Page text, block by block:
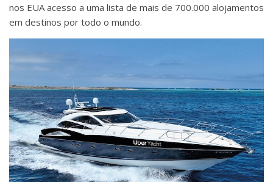
nos EUA acesso a uma lista de mais de 700.000 alojamentos
em destinos por todo o mundo.